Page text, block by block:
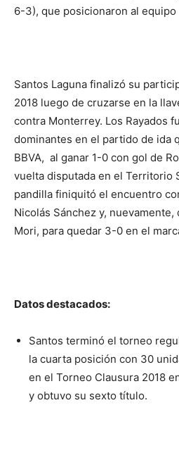
6-3), que posicionaron al equipo
Santos Laguna finalizó su
2018 luego de cruzarse en la
contra Monterrey. Los Rayados
dominantes en el partido de ida
BBVA, al ganar 1-0 con gol de
vuelta disputada en el Territorio
pandilla finiquitó el encuentro
Nicolás Sánchez y, nuevamente,
Mori, para quedar 3-0 en el
Datos destacados:
Santos terminó el torneo
la cuarta posición con 30
en el Torneo Clausura 2018
y obtuvo su sexto título.